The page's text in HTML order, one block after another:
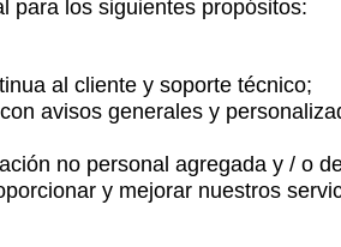
para los siguientes propósitos:
al cliente y soporte técnico;
avisos generales y
no personal agregada y / o
y mejorar nuestros